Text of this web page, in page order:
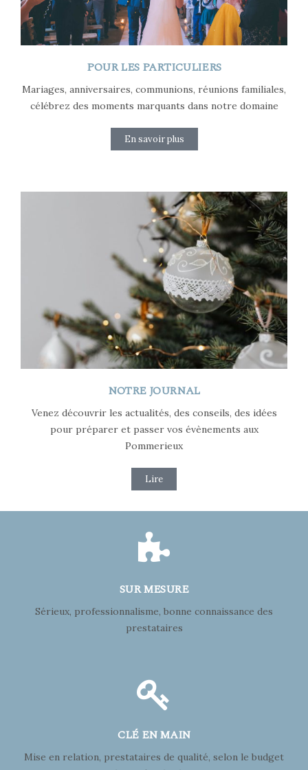
POUR LES PARTICULIERS
Mariages, anniversaires, communions, réunions familiales,
célébrez des moments marquants dans notre domaine
En savoir plus
NOTRE JOURNAL
Venez découvrir les actualités, des conseils, des idées
pour préparer et passer vos évènements aux
Pommerieux
Lire
SUR MESURE
Sérieux, professionnalisme, bonne connaissance des
prestataires
CLÉ EN MAIN
Mise en relation, prestataires de qualité, selon le budget